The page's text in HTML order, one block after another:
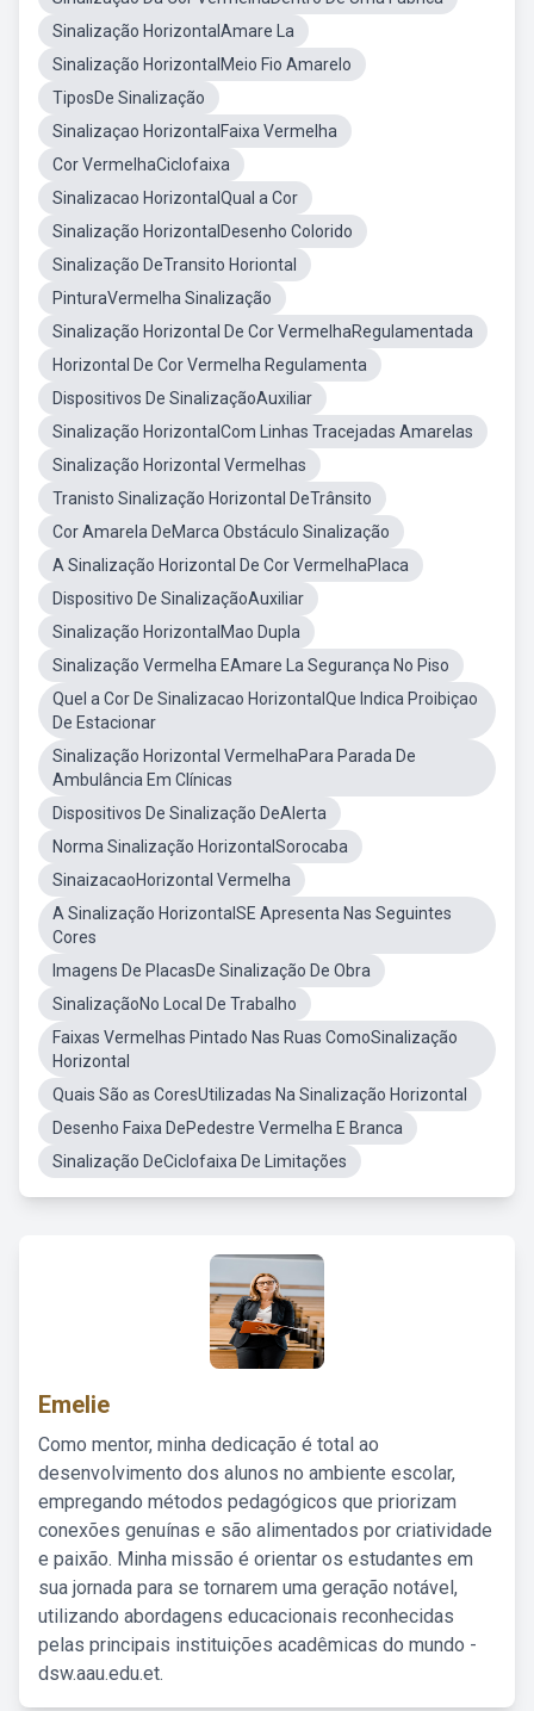
Sinalização HorizontalAmare La
Sinalização HorizontalMeio Fio Amarelo
TiposDe Sinalização
Sinalizaçao HorizontalFaixa Vermelha
Cor VermelhaCiclofaixa
Sinalizacao HorizontalQual a Cor
Sinalização HorizontalDesenho Colorido
Sinalização DeTransito Horiontal
PinturaVermelha Sinalização
Sinalização Horizontal De Cor VermelhaRegulamentada
Horizontal De Cor Vermelha Regulamenta
Dispositivos De SinalizaçãoAuxiliar
Sinalização HorizontalCom Linhas Tracejadas Amarelas
Sinalização Horizontal Vermelhas
Tranisto Sinalização Horizontal DeTrânsito
Cor Amarela DeMarca Obstáculo Sinalização
A Sinalização Horizontal De Cor VermelhaPlaca
Dispositivo De SinalizaçãoAuxiliar
Sinalização HorizontalMao Dupla
Sinalização Vermelha EAmare La Segurança No Piso
Quel a Cor De Sinalizacao HorizontalQue Indica Proibiçao
De Estacionar
Sinalização Horizontal VermelhaPara Parada De
Ambulância Em Clínicas
Dispositivos De Sinalização DeAlerta
Norma Sinalização HorizontalSorocaba
SinaizacaoHorizontal Vermelha
A Sinalização HorizontalSE Apresenta Nas Seguintes
Cores
Imagens De PlacasDe Sinalização De Obra
SinalizaçãoNo Local De Trabalho
Faixas Vermelhas Pintado Nas Ruas ComoSinalização
Horizontal
Quais São as CoresUtilizadas Na Sinalização Horizontal
Desenho Faixa DePedestre Vermelha E Branca
Sinalização DeCiclofaixa De Limitações
Emelie
Como mentor, minha dedicação é total ao
desenvolvimento dos alunos no ambiente escolar,
empregando métodos pedagógicos que priorizam
conexões genuínas e são alimentados por criatividade
e paixão. Minha missão é orientar os estudantes em
sua jornada para se tornarem uma geração notável,
utilizando abordagens educacionais reconhecidas
pelas principais instituições acadêmicas do mundo -
dsw.aau.edu.et.